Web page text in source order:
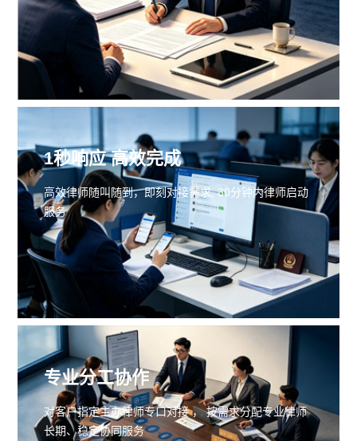
1秒响应 高效完成
高效律师随叫随到，即刻对接需求, 30分钟内律师启动
服务
专业分工协作
对客户指定主办律师专口对接 ， 按需求分配专业律师
长期、稳定协同服务